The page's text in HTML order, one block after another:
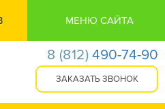
МЕНЮ САЙТА
8 (812) 490-74-90